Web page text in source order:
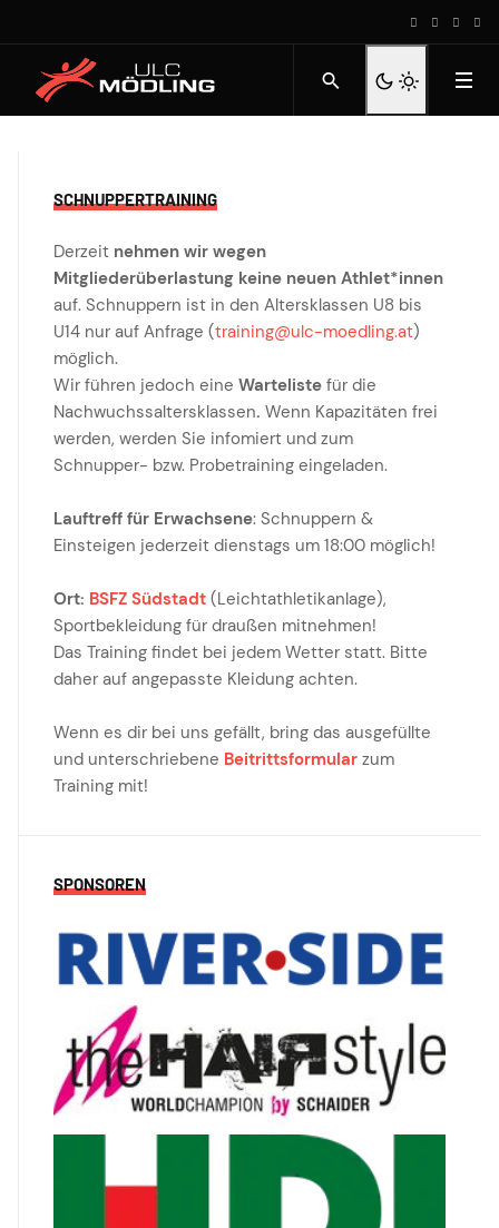
SCHNUPPERTRAINING
Derzeit nehmen wir wegen
Mitgliederüberlastung keine neuen Athlet*innen
auf. Schnuppern ist in den Altersklassen U8 bis
U14 nur auf Anfrage (training@ulc-moedling.at)
möglich.
Wir führen jedoch eine Warteliste für die
Nachwuchssaltersklassen. Wenn Kapazitäten frei
werden, werden Sie infomiert und zum
Schnupper- bzw. Probetraining eingeladen.
Lauftreff für Erwachsene: Schnuppern &
Einsteigen jederzeit dienstags um 18:00 möglich!
Ort: BSFZ Südstadt (Leichtathletikanlage),
Sportbekleidung für draußen mitnehmen!
Das Training findet bei jedem Wetter statt. Bitte
daher auf angepasste Kleidung achten.
Wenn es dir bei uns gefällt, bring das ausgefüllte
und unterschriebene Beitrittsformular zum
Training mit!
SPONSOREN